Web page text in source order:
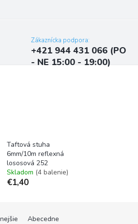
Zákaznícka podpora:
+421 944 431 066 (PO
- NE 15:00 - 19:00)
Taftová stuha
6mm/10m reflexná
lososová 252
Skladom (4 balenie)
€1,40
Abecedne